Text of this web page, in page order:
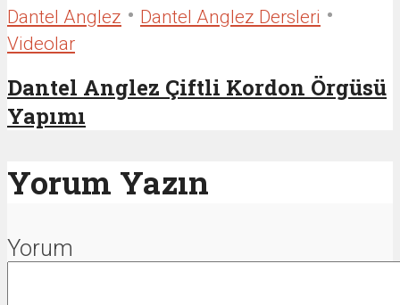
Dantel Anglez • Dantel Anglez Dersleri •
Videolar
Dantel Anglez Çiftli Kordon Örgüsü
Yapımı
Yorum Yazın
Yorum